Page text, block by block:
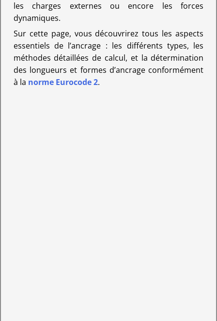
les charges externes ou encore les forces
dynamiques.
Sur cette page, vous découvrirez tous les aspects
essentiels de l’ancrage : les différents types, les
méthodes détaillées de calcul, et la détermination
des longueurs et formes d’ancrage conformément
à la norme Eurocode 2.